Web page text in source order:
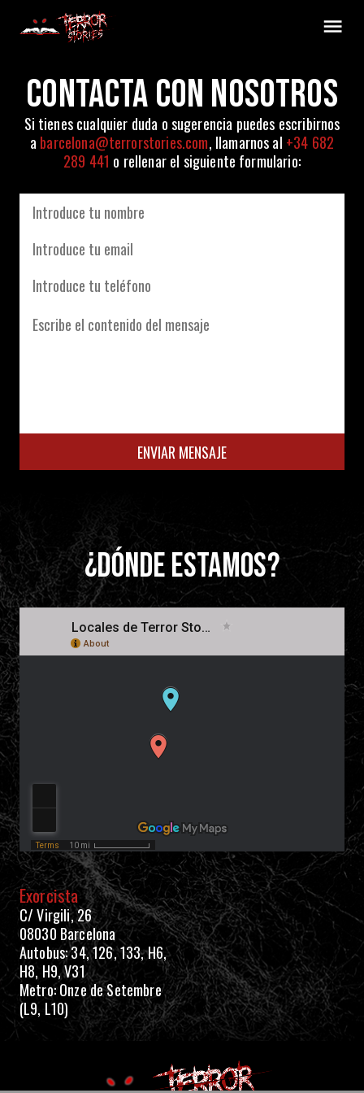
CONTACTA CON NOSOTROS
Si tienes cualquier duda o sugerencia puedes escribirnos
a barcelona@terrorstories.com, llamarnos al +34 682
289 441 o rellenar el siguiente formulario:
ENVIAR MENSAJE
¿DÓNDE ESTAMOS?
Exorcista
C/ Virgili, 26
08030 Barcelona
Autobus: 34, 126, 133, H6,
H8, H9, V31
Metro: Onze de Setembre
(L9, L10)